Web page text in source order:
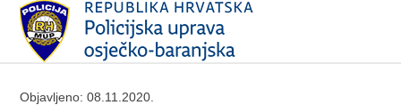
Objavljeno: 08.11.2020.